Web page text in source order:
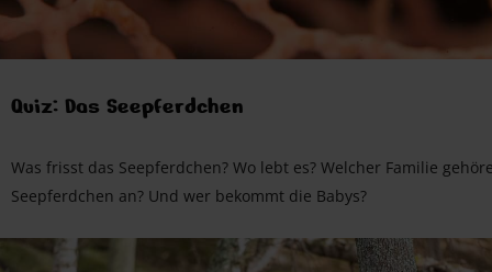
Quiz: Das Seepferdchen
Was frisst das Seepferdchen? Wo lebt es? Welcher Familie
Seepferdchen an? Und wer bekommt die Babys?